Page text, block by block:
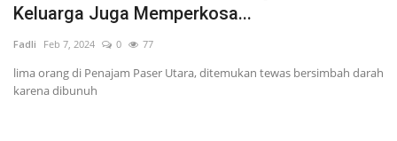
darah
Media Sosial FB,...
Ayi.Subuh Jan 21, 2024